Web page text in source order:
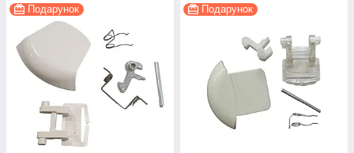
Подарунок Подарунок